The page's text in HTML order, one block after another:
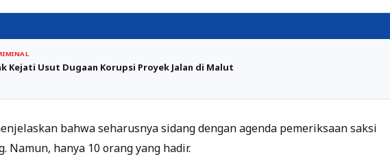
Kejati Usut Dugaan Korupsi Proyek Jalan di Malut
bahwa seharusnya sidang dengan agenda pemeriksaan saksi
Namun, hanya 10 orang yang hadir.